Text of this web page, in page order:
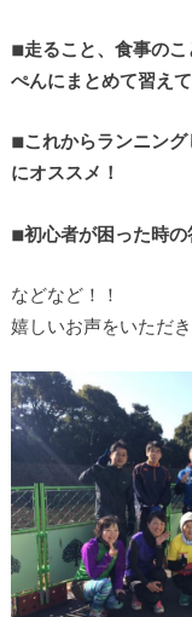
◾︎走ること、食事の
ぺんにまとめて習え
◾︎これからランニン
にオススメ！
◾︎初心者が困った時の
などなど！！
嬉しいお声をいただ